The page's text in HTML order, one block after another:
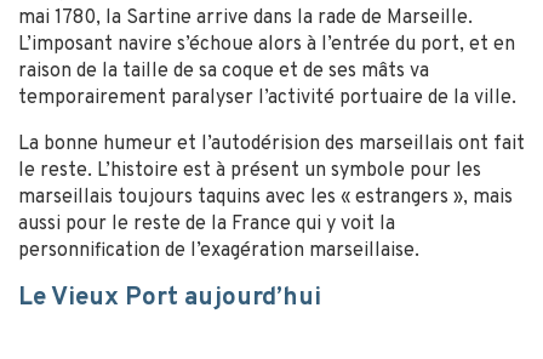
mai 1780, la Sartine arrive dans la rade de Marseille.
L’imposant navire s’échoue alors à l’entrée du port, et en
raison de la taille de sa coque et de ses mâts va
temporairement paralyser l’activité portuaire de la ville.
La bonne humeur et l’autodérision des marseillais ont fait
le reste. L’histoire est à présent un symbole pour les
marseillais toujours taquins avec les « estrangers », mais
aussi pour le reste de la France qui y voit la
personnification de l’exagération marseillaise.
Le Vieux Port aujourd’hui